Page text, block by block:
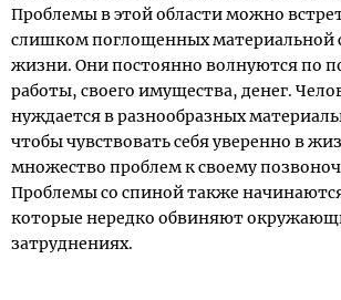
Проблемы в этой области можно
слишком поглощенных материальной
жизни. Они постоянно волнуются по
работы, своего имущества, денег.
нуждается в разнообразных
чтобы чувствовать себя уверенно в
множество проблем к своему
Проблемы со спиной также
которые нередко обвиняют
затруднениях.